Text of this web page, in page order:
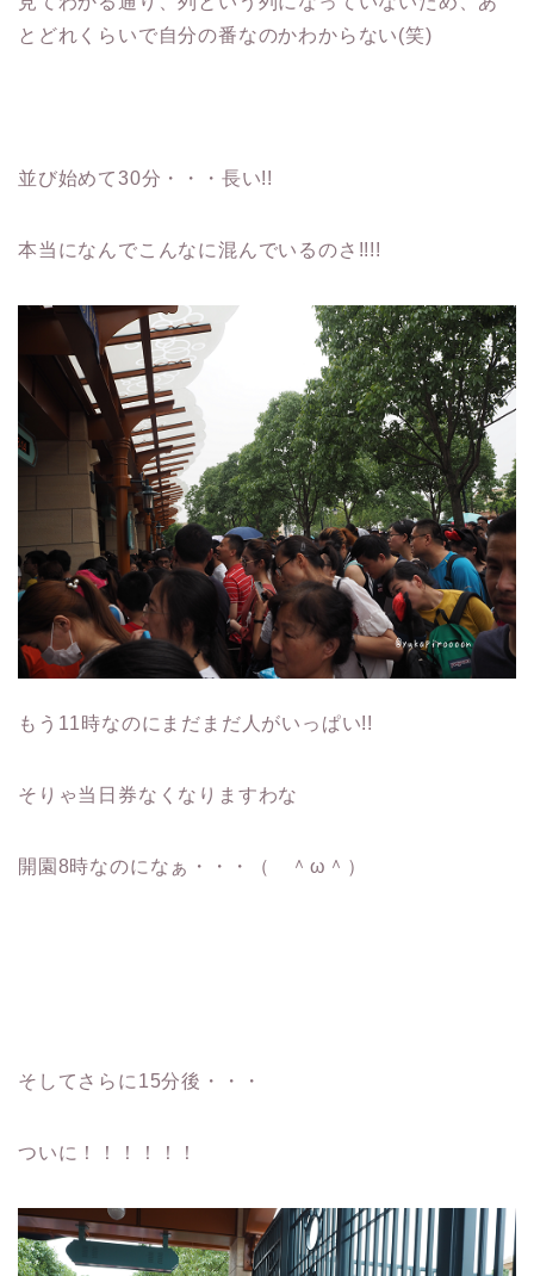
とどれくらいで自分の番なのかわからない(笑)
並び始めて30分・・・長い!!
本当になんでこんなに混んでいるのさ!!!!
もう11時なのにまだまだ人がいっぱい!!
そりゃ当日券なくなりますわな
開園8時なのになぁ・・・（ ＾ω＾）
そしてさらに15分後・・・
ついに！！！！！！